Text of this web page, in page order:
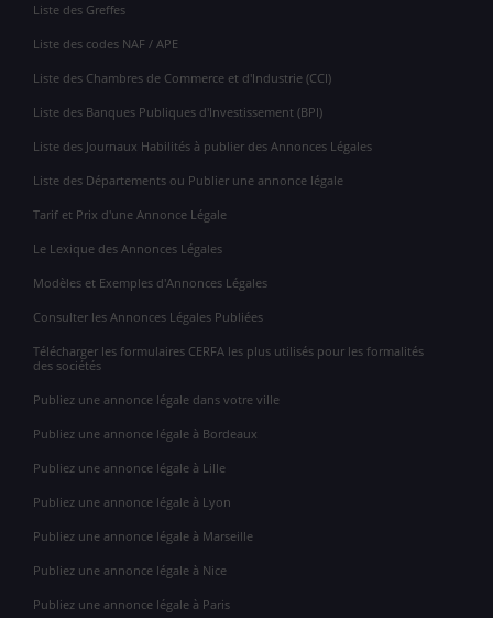
Liste des Greffes
Liste des codes NAF / APE
Liste des Chambres de Commerce et d'Industrie (CCI)
Liste des Banques Publiques d'Investissement (BPI)
Liste des Journaux Habilités à publier des Annonces Légales
Liste des Départements ou Publier une annonce légale
Tarif et Prix d'une Annonce Légale
Le Lexique des Annonces Légales
Modèles et Exemples d'Annonces Légales
Consulter les Annonces Légales Publiées
Télécharger les formulaires CERFA les plus utilisés pour les formalités
des sociétés
Publiez une annonce légale dans votre ville
Publiez une annonce légale à Bordeaux
Publiez une annonce légale à Lille
Publiez une annonce légale à Lyon
Publiez une annonce légale à Marseille
Publiez une annonce légale à Nice
Publiez une annonce légale à Paris